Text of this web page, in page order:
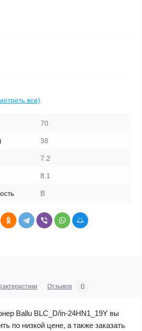
все)
70
38
7.2
8.1
B
Отзывов 0
Ballu BLC_D/in-24HN1_19Y вы
по низкой цене, а также заказать